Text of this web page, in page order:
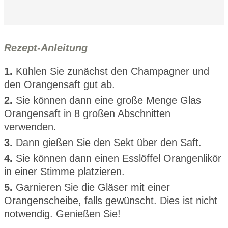
Rezept-Anleitung
1. Kühlen Sie zunächst den Champagner und
den Orangensaft gut ab.
2. Sie können dann eine große Menge Glas
Orangensaft in 8 großen Abschnitten
verwenden.
3. Dann gießen Sie den Sekt über den Saft.
4. Sie können dann einen Esslöffel Orangenlikör
in einer Stimme platzieren.
5. Garnieren Sie die Gläser mit einer
Orangenscheibe, falls gewünscht. Dies ist nicht
notwendig. Genießen Sie!